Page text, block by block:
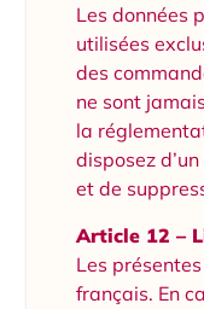
Les données
utilisées
des
ne sont
la
disposez
et de
Article 12 –
Les
français. En